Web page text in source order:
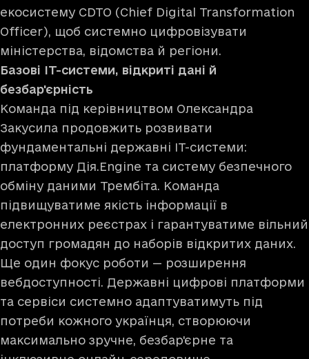
екосистему CDTO (Chief Digital Transformation
Officer), щоб системно цифровізувати
міністерства, відомства й регіони.
Базові ІТ-системи, відкриті дані й
безбар'єрність
Команда під керівництвом Олександра
Закусила продовжить розвивати
фундаментальні державні ІТ-системи:
платформу Дія.Engine та систему безпечного
обміну даними Трембіта. Команда
підвищуватиме якість інформації в
електронних реєстрах і гарантуватиме вільний
доступ громадян до наборів відкритих даних.
Ще один фокус роботи — розширення
вебдоступності. Державні цифрові платформи
та сервіси системно адаптуватимуть під
потреби кожного українця, створюючи
максимально зручне, безбар'єрне та